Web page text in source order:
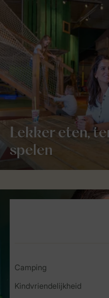
Lekker eten,
spelen
Camping
Kindvriendelijkheid